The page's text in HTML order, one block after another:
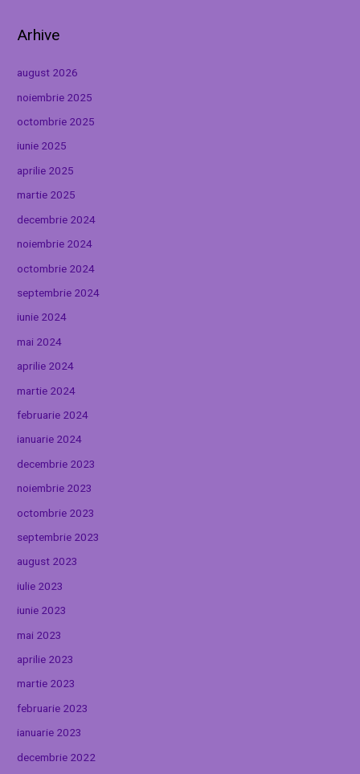
Arhive
august 2026
noiembrie 2025
octombrie 2025
iunie 2025
aprilie 2025
martie 2025
decembrie 2024
noiembrie 2024
octombrie 2024
septembrie 2024
iunie 2024
mai 2024
aprilie 2024
martie 2024
februarie 2024
ianuarie 2024
decembrie 2023
noiembrie 2023
octombrie 2023
septembrie 2023
august 2023
iulie 2023
iunie 2023
mai 2023
aprilie 2023
martie 2023
februarie 2023
ianuarie 2023
decembrie 2022